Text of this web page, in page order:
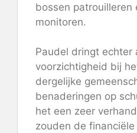
bossen patrouilleren
monitoren.
Paudel dringt echter
voorzichtigheid bij
dergelijke
benaderingen op
het een zeer
zouden de